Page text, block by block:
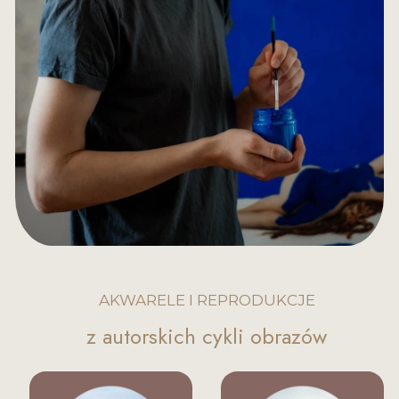
AKWARELE I REPRODUKCJE
z autorskich cykli obrazów